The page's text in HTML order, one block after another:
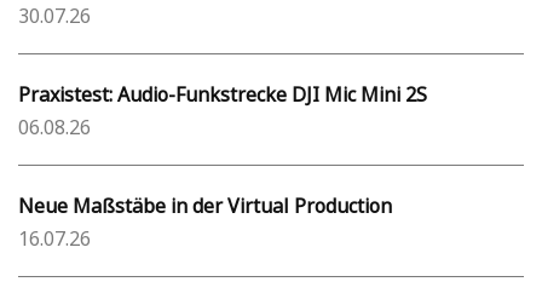
30.07.26
Praxistest: Audio-Funkstrecke DJI Mic Mini 2S
06.08.26
Neue Maßstäbe in der Virtual Production
16.07.26